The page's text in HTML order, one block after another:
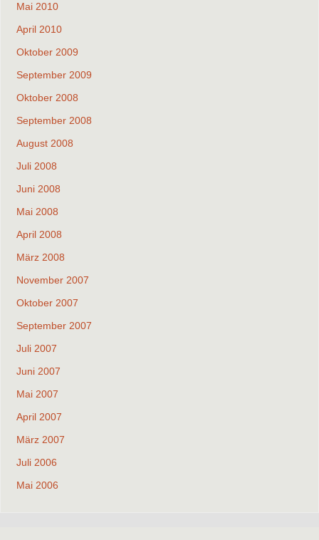
Mai 2010
April 2010
Oktober 2009
September 2009
Oktober 2008
September 2008
August 2008
Juli 2008
Juni 2008
Mai 2008
April 2008
März 2008
November 2007
Oktober 2007
September 2007
Juli 2007
Juni 2007
Mai 2007
April 2007
März 2007
Juli 2006
Mai 2006